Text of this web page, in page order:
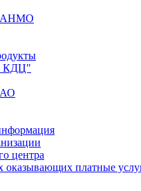
АНМО
КДЦ"
АО
центра
оказывающих платные